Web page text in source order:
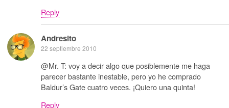
Reply
Andresito
22 septiembre 2010
@Mr. T: voy a decir algo que posiblemente me haga
parecer bastante inestable, pero yo he comprado
Baldur’s Gate cuatro veces. ¡Quiero una quinta!
Reply